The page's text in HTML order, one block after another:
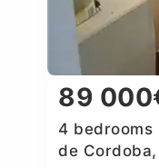
89
4 bedrooms
de